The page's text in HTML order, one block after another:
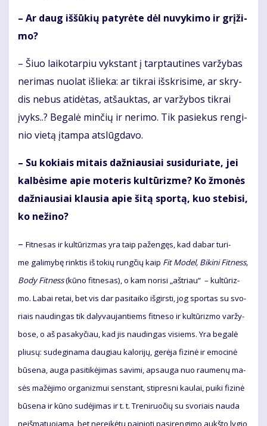
– Ar daug iš­šū­kių pa­ty­rė­te dėl nu­vy­ki­mo ir grį­ži­
mo?
– Šiuo lai­ko­tar­piu vyks­tant į tarp­tau­ti­nes var­žy­bas
ne­ri­mas nuo­lat iš­lie­ka: ar tik­rai iš­skri­si­me, ar skry­
dis ne­bus ati­dė­tas, at­šauk­tas, ar var­žy­bos tik­rai
įvyks..? Be­ga­lė min­čių ir ne­ri­mo. Tik pa­sie­kus ren­gi­
nio vie­tą įtam­pa at­slūg­da­vo.
– Su ko­kiais mi­tais daž­niau­siai su­si­du­ria­te, jei
kal­bė­si­me apie mo­te­ris kul­tū­riz­me? Ko žmo­nės
daž­niau­siai klau­sia apie ši­tą spor­tą, kuo ste­bi­si,
ko ne­ži­no?
– Fit­ne­sas ir kul­tū­riz­mas yra taip pa­žen­gęs, kad da­bar tu­ri­
me ga­li­my­bę rink­tis iš to­kių rung­čių kaip Fit Mo­del, Bi­ki­ni Fit­ness,
Bo­dy Fit­ness(kū­no fit­ne­sas), o kam no­ri­si „ašt­riau“ – kul­tū­riz­
mo. La­bai re­tai, bet vis dar pa­si­tai­ko iš­girs­ti, jog spor­tas su svo­
riais nau­din­gas tik da­ly­vau­jan­tiems fit­ne­so ir kul­tū­riz­mo var­žy­
bo­se, o aš pa­sa­ky­čiau, kad jis nau­din­gas vi­siems. Yra be­ga­lė
pliu­sų: su­de­gi­na­ma dau­giau ka­lo­ri­jų, ge­rė­ja fi­zi­nė ir emo­ci­nė
bū­se­na, au­ga pa­si­ti­kė­ji­mas sa­vi­mi, ap­sau­ga nuo rau­me­nų ma­
sės ma­žė­ji­mo or­ga­niz­mui sens­tant, stip­res­ni kau­lai, pui­ki fi­zi­nė
bū­se­na ir kū­no su­dė­ji­mas ir t. t. Tre­ni­ruo­čių su svo­riais nau­da
ne­iš­ma­tuo­ja­ma, bet ne­rei­kė­tų pai­nio­ti pa­si­ren­gi­mo aukš­to ly­gio